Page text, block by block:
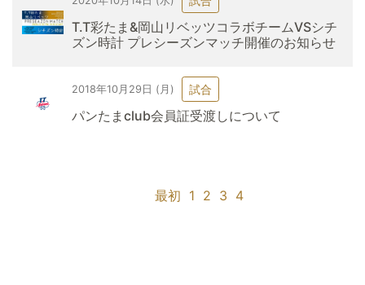
T.T彩たま&岡山リベッツコラボチームVSシチ
ズン時計 プレシーズンマッチ開催のお知らせ
2018年10月29日 (月) 試合
パンたまclub会員証受渡しについて
最初 1 2 3 4